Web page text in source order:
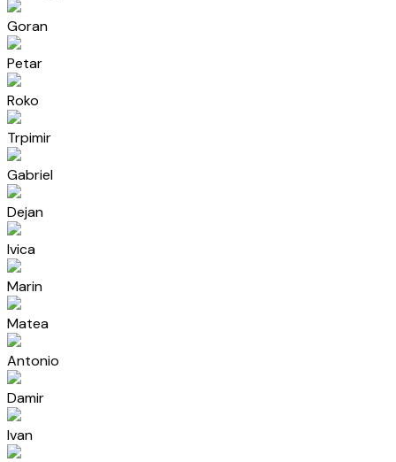
Goran
Petar
Roko
Trpimir
Gabriel
Dejan
Ivica
Marin
Matea
Antonio
Damir
Ivan